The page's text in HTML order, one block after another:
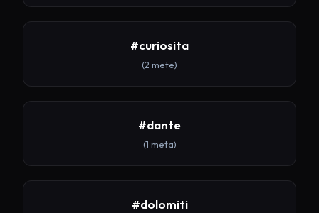
#curiosita
(2 mete)
#dante
(1 meta)
#dolomiti